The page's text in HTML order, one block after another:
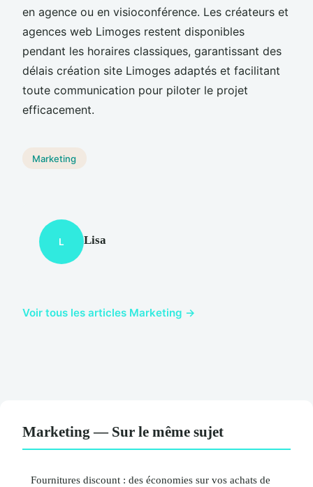
en agence ou en visioconférence. Les créateurs et
agences web Limoges restent disponibles
pendant les horaires classiques, garantissant des
délais création site Limoges adaptés et facilitant
toute communication pour piloter le projet
efficacement.
Marketing
L Lisa
Voir tous les articles Marketing →
Marketing — Sur le même sujet
Fournitures discount : des économies sur vos achats de